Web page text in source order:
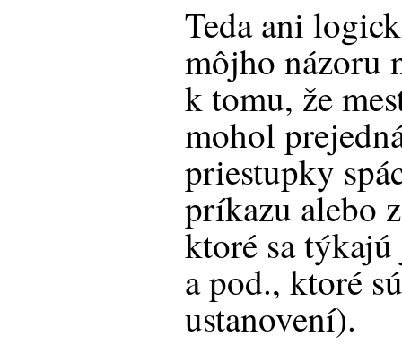
Teda ani
môjho názoru
k tomu, že
mohol
priestupky
príkazu alebo
ktoré sa
a pod., ktoré
ustanovení).